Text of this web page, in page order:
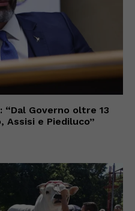
Governo oltre 13
Assisi e Piediluco”